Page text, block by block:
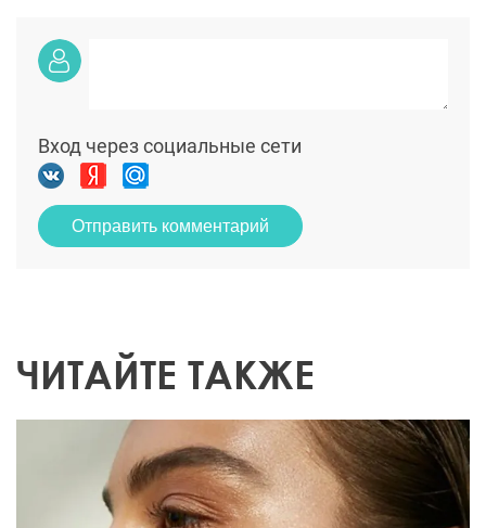
Вход через социальные сети
Отправить комментарий
ЧИТАЙТЕ ТАКЖЕ